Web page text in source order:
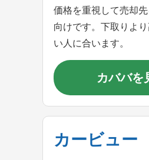
価格を重視して売却
向けです。下取りよ
い人に合います。
カババを
カービュー